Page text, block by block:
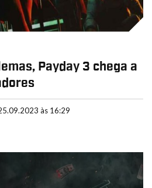
Payday 3 chega a
às 16:29